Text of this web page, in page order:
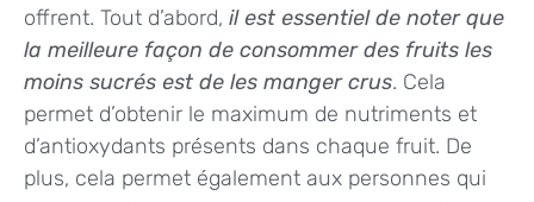
offrent. Tout d’abord, il est essentiel de noter que
la meilleure façon de consommer des fruits les
moins sucrés est de les manger crus. Cela
permet d’obtenir le maximum de nutriments et
d’antioxydants présents dans chaque fruit. De
plus, cela permet également aux personnes qui